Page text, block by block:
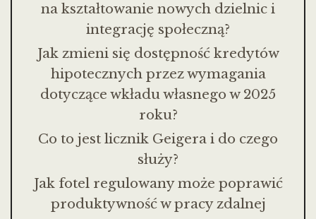
na kształtowanie nowych dzielnic i
integrację społeczną?
Jak zmieni się dostępność kredytów
hipotecznych przez wymagania
dotyczące wkładu własnego w 2025
roku?
Co to jest licznik Geigera i do czego
służy?
Jak fotel regulowany może poprawić
produktywność w pracy zdalnej